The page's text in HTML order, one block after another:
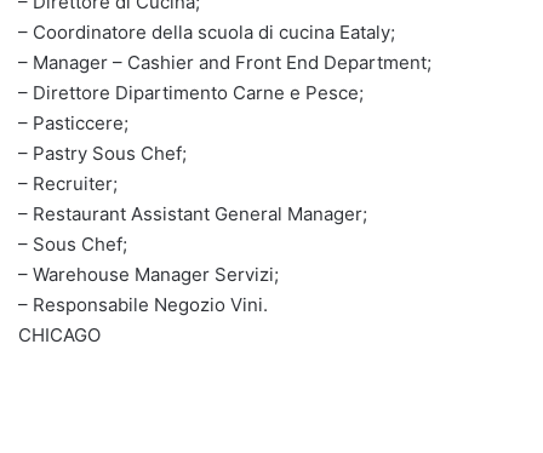
– Coordinatore della scuola di cucina Eataly;
– Manager – Cashier and Front End Department;
– Direttore Dipartimento Carne e Pesce;
– Pasticcere;
– Pastry Sous Chef;
– Recruiter;
– Restaurant Assistant General Manager;
– Sous Chef;
– Warehouse Manager Servizi;
– Responsabile Negozio Vini.
CHICAGO